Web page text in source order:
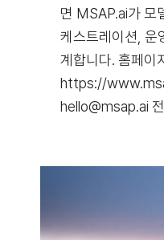
면 MSAP.ai가 모
케스트레이션, 운
계합니다. 홈페이
https://
hello@msap.ai